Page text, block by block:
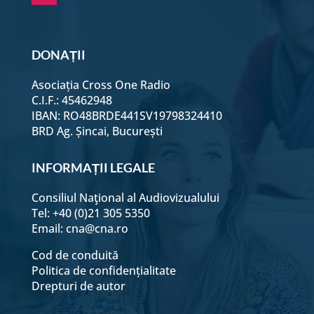
DONAȚII
Asociația Cross One Radio
C.I.F.: 45462948
IBAN: RO48BRDE441SV19798324410
BRD Ag. Șincai, București
INFORMAȚII LEGALE
Consiliul Naţional al Audiovizualului
Tel: +40 (0)21 305 5350
Email: cna@cna.ro
Cod de conduită
Politica de confidențialitate
Drepturi de autor